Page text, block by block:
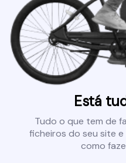
Está
Tudo o que tem de
ficheiros do seu site e
como